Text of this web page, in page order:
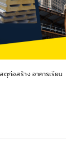
ดุก่อสร้าง อาคารเรียน